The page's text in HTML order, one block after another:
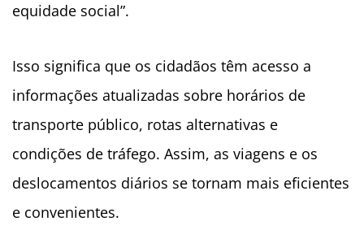
equidade social”.
Isso significa que os cidadãos têm acesso a
informações atualizadas sobre horários de
transporte público, rotas alternativas e
condições de tráfego. Assim, as viagens e os
deslocamentos diários se tornam mais eficientes
e convenientes.